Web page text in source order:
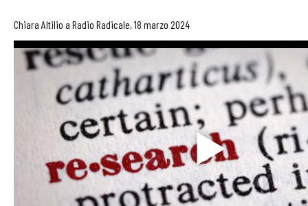
Chiara Altilio a Radio Radicale, 18 marzo 2024